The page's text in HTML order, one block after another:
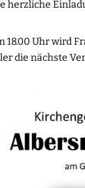
herzliche
18.00 Uhr wird
die nächste